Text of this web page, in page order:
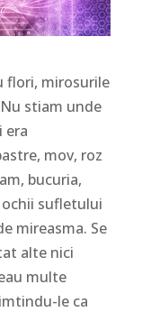
flori, mirosurile
stiam unde
era
mov, roz
bucuria,
sufletului
mireasma. Se
alte nici
multe
le ca